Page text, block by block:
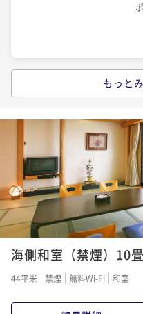
《気軽に温泉旅行》 １
【プール無料】サマープ
き！
朝食付き 現地決済可 事前決
もっと
海側和室（禁煙）10畳
44平米 禁煙 無料Wi-Fi 和室